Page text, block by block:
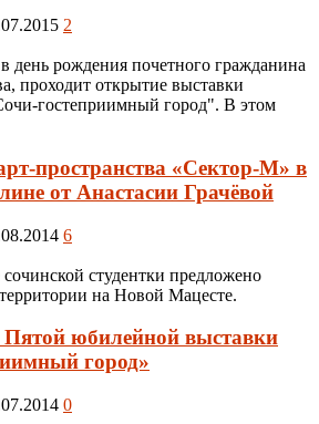
2
день рождения почетного гражданина
проходит открытие выставки
гостеприимный город". В этом
пространства «Сектор-М» в
от Анастасии Грачёвой
6
студентки предложено
на Новой Мацесте.
юбилейной выставки
город»
0